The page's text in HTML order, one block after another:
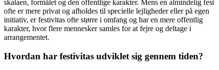
skalaen, formålet og den offentlige karakter. Mens en almindelig fest
ofte er mere privat og afholdes til specielle lejligheder eller på egen
initiativ, er festivitas ofte større i omfang og har en mere offentlig
karakter, hvor flere mennesker samles for at fejre og deltage i
arrangementet.
Hvordan har festivitas udviklet sig gennem tiden?